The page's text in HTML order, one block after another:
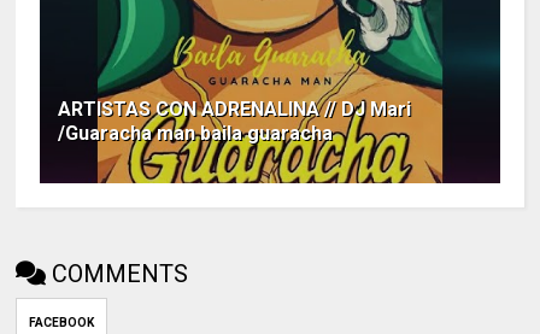
ARTISTAS CON ADRENALINA // DJ Mari
/Guaracha man baila guaracha
COMMENTS
FACEBOOK